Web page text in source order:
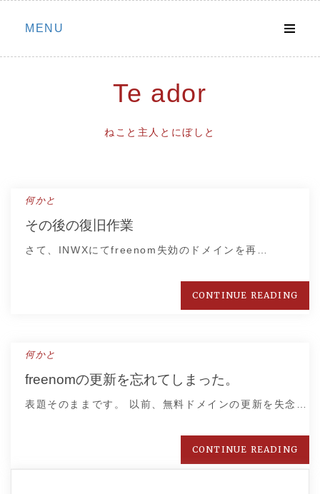
Skip
MENU
Te ador
ねこと主人とにぼしと
何かと
その後の復旧作業
さて、INWXにてfreenom失効のドメインを再…
CONTINUE READING
何かと
freenomの更新を忘れてしまった。
表題そのままです。 以前、無料ドメインの更新を失念…
CONTINUE READING